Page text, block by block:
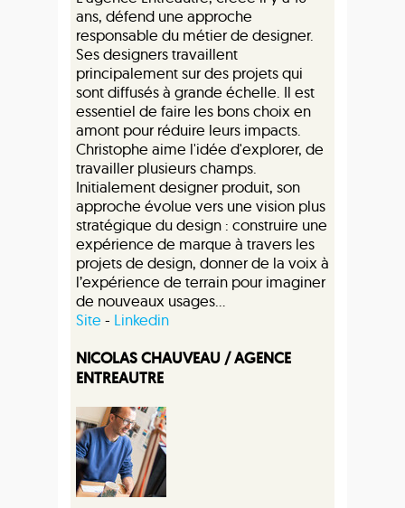
ans, défend une approche
responsable du métier de designer.
Ses designers travaillent
principalement sur des projets qui
sont diffusés à grande échelle. Il est
essentiel de faire les bons choix en
amont pour réduire leurs impacts.
Christophe aime l'idée d'explorer, de
travailler plusieurs champs.
Initialement designer produit, son
approche évolue vers une vision plus
stratégique du design : construire une
expérience de marque à travers les
projets de design, donner de la voix à
l’expérience de terrain pour imaginer
de nouveaux usages...
Site - Linkedin
NICOLAS CHAUVEAU / AGENCE
ENTREAUTRE